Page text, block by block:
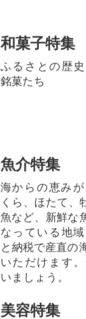
和菓子特集
ふるさとの歴
銘菓たち
魚介特集
海からの恵み
くら、ほたて、
魚など、新鮮な
なっている地
と納税で産直の
いただけます
いましょう。
美容特集